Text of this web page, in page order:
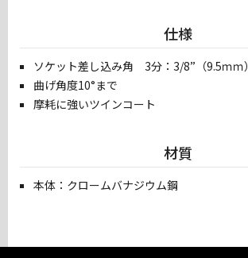
仕様
ソケット差し込み角 3分：3/8”（9.5ｍｍ）
曲げ角度10°まで
摩耗に強いツインコート
材質
本体：クロームバナジウム鋼